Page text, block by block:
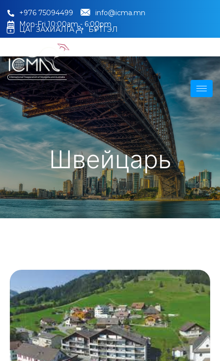
+976 75094499
info@icma.mn
Mon-Fri 10:00am - 6:00pm
ЦАГ ЗАХИАЛГА БҮРТГЭЛ
Швейцарь